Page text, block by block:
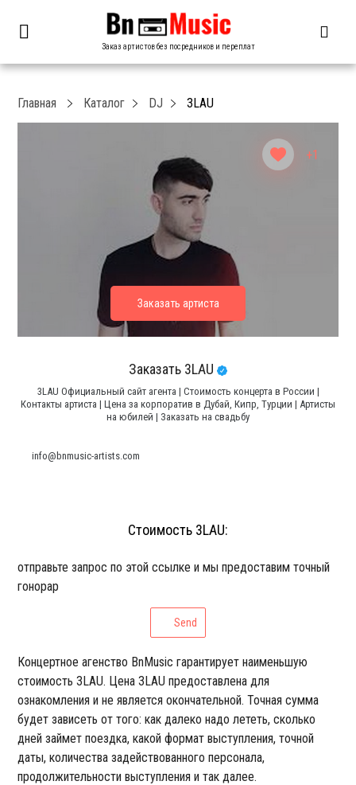
Заказ артистов без посредников и переплат
+1
Главная Каталог DJ 3LAU
Заказать 3LAU
3LAU Официальный сайт агента | Стоимость концерта в России |
Контакты артиста | Цена за корпоратив в Дубай, Кипр, Турции | Артисты
на юбилей | Заказать на свадьбу
info@bnmusic-artists.com
Стоимость 3LAU:
отправьте запрос по этой ссылке и мы предоставим точный
гонорар
Send
Концертное агенство BnMusic гарантирует наименьшую
стоимость 3LAU. Цена 3LAU предоставлена для
ознакомления и не является окончательной. Точная сумма
будет зависеть от того: как далеко надо лететь, сколько
дней займет поездка, какой формат выступления, точной
даты, количества задействованного персонала,
продолжительности выступления и так далее.